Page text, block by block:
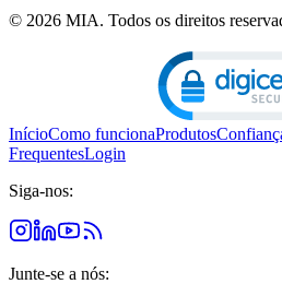
© 2026 MIA. Todos os direitos
InícioComo funcionaProdutos
FrequentesLogin
Siga-nos:
Junte-se a nós: